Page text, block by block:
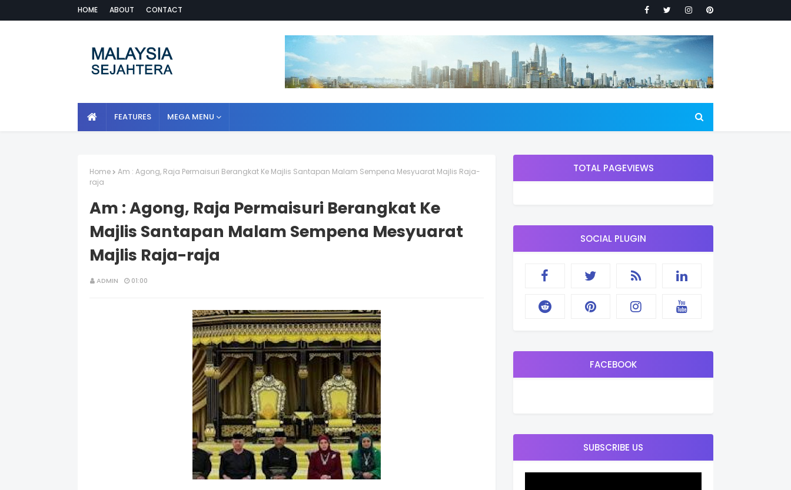
HOME ABOUT CONTACT
FEATURES MEGA MENU
Home
Am : Agong, Raja Permaisuri Berangkat Ke Majlis Santapan Malam Sempena Mesyuarat Majlis Raja-
raja
Am : Agong, Raja Permaisuri Berangkat Ke
Majlis Santapan Malam Sempena Mesyuarat
Majlis Raja-raja
ADMIN 01:00
TOTAL PAGEVIEWS
SOCIAL PLUGIN
FACEBOOK
SUBSCRIBE US